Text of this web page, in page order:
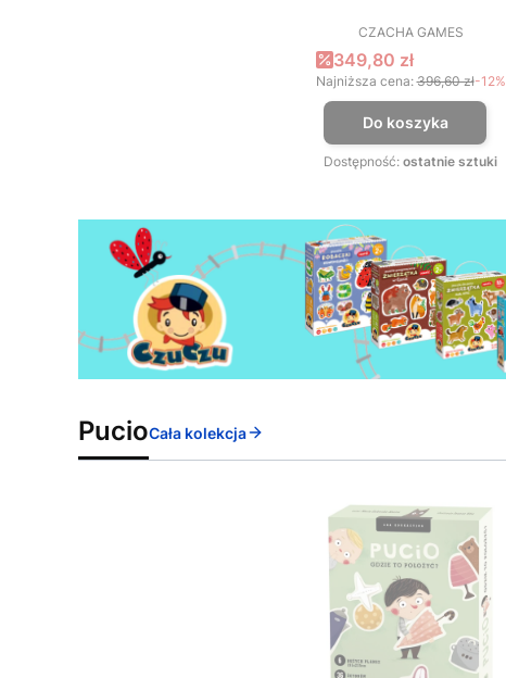
PRODUCENT
CZACHA GAMES
Cena promocyjna
349,80 zł
Najniższa cena: 396,60 zł-12%
Do koszyka
Dostępność: ostatnie sztuki
PucioCała kolekcja